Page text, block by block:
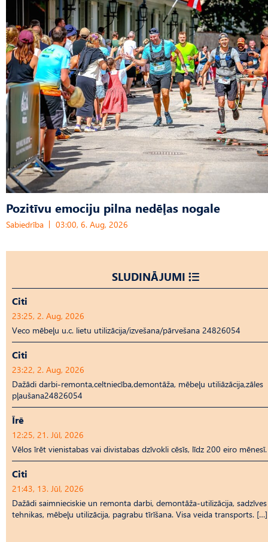
Pozitīvu emociju pilna nedēļas nogale
Sabiedrība 03:00, 6. Aug, 2026
SLUDINĀJUMI
Citi
23:25, 2. Aug, 2026
Veco mēbeļu u.c. lietu utilizācija/izvešana/pārvešana 24826054
Citi
23:22, 2. Aug, 2026
Dažādi darbi-remonta,celtniecība,demontāža, mēbeļu utiliāzācija,zāles
pļaušana24826054
Īrē
12:25, 21. Jūl, 2026
Vēlos īrēt vienistabas vai divistabas dzīvokli cēsīs, līdz 200 eiro mēnesī.
Citi
21:43, 13. Jūl, 2026
Dažādi saimnieciskie un remonta darbi, demontāža-utilizācija, sadzīves
tehnikas, mēbeļu utilizācija, pagrabu tīrīšana. Visa veida transports. […]